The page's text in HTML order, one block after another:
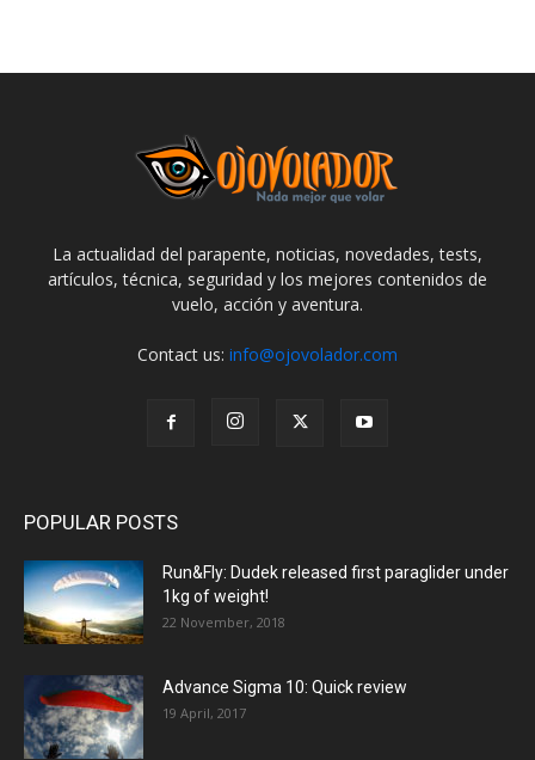
La actualidad del parapente, noticias, novedades, tests,
artículos, técnica, seguridad y los mejores contenidos de
vuelo, acción y aventura.
Contact us: info@ojovolador.com
POPULAR POSTS
Run&Fly: Dudek released first paraglider under
1kg of weight!
22 November, 2018
Advance Sigma 10: Quick review
19 April, 2017